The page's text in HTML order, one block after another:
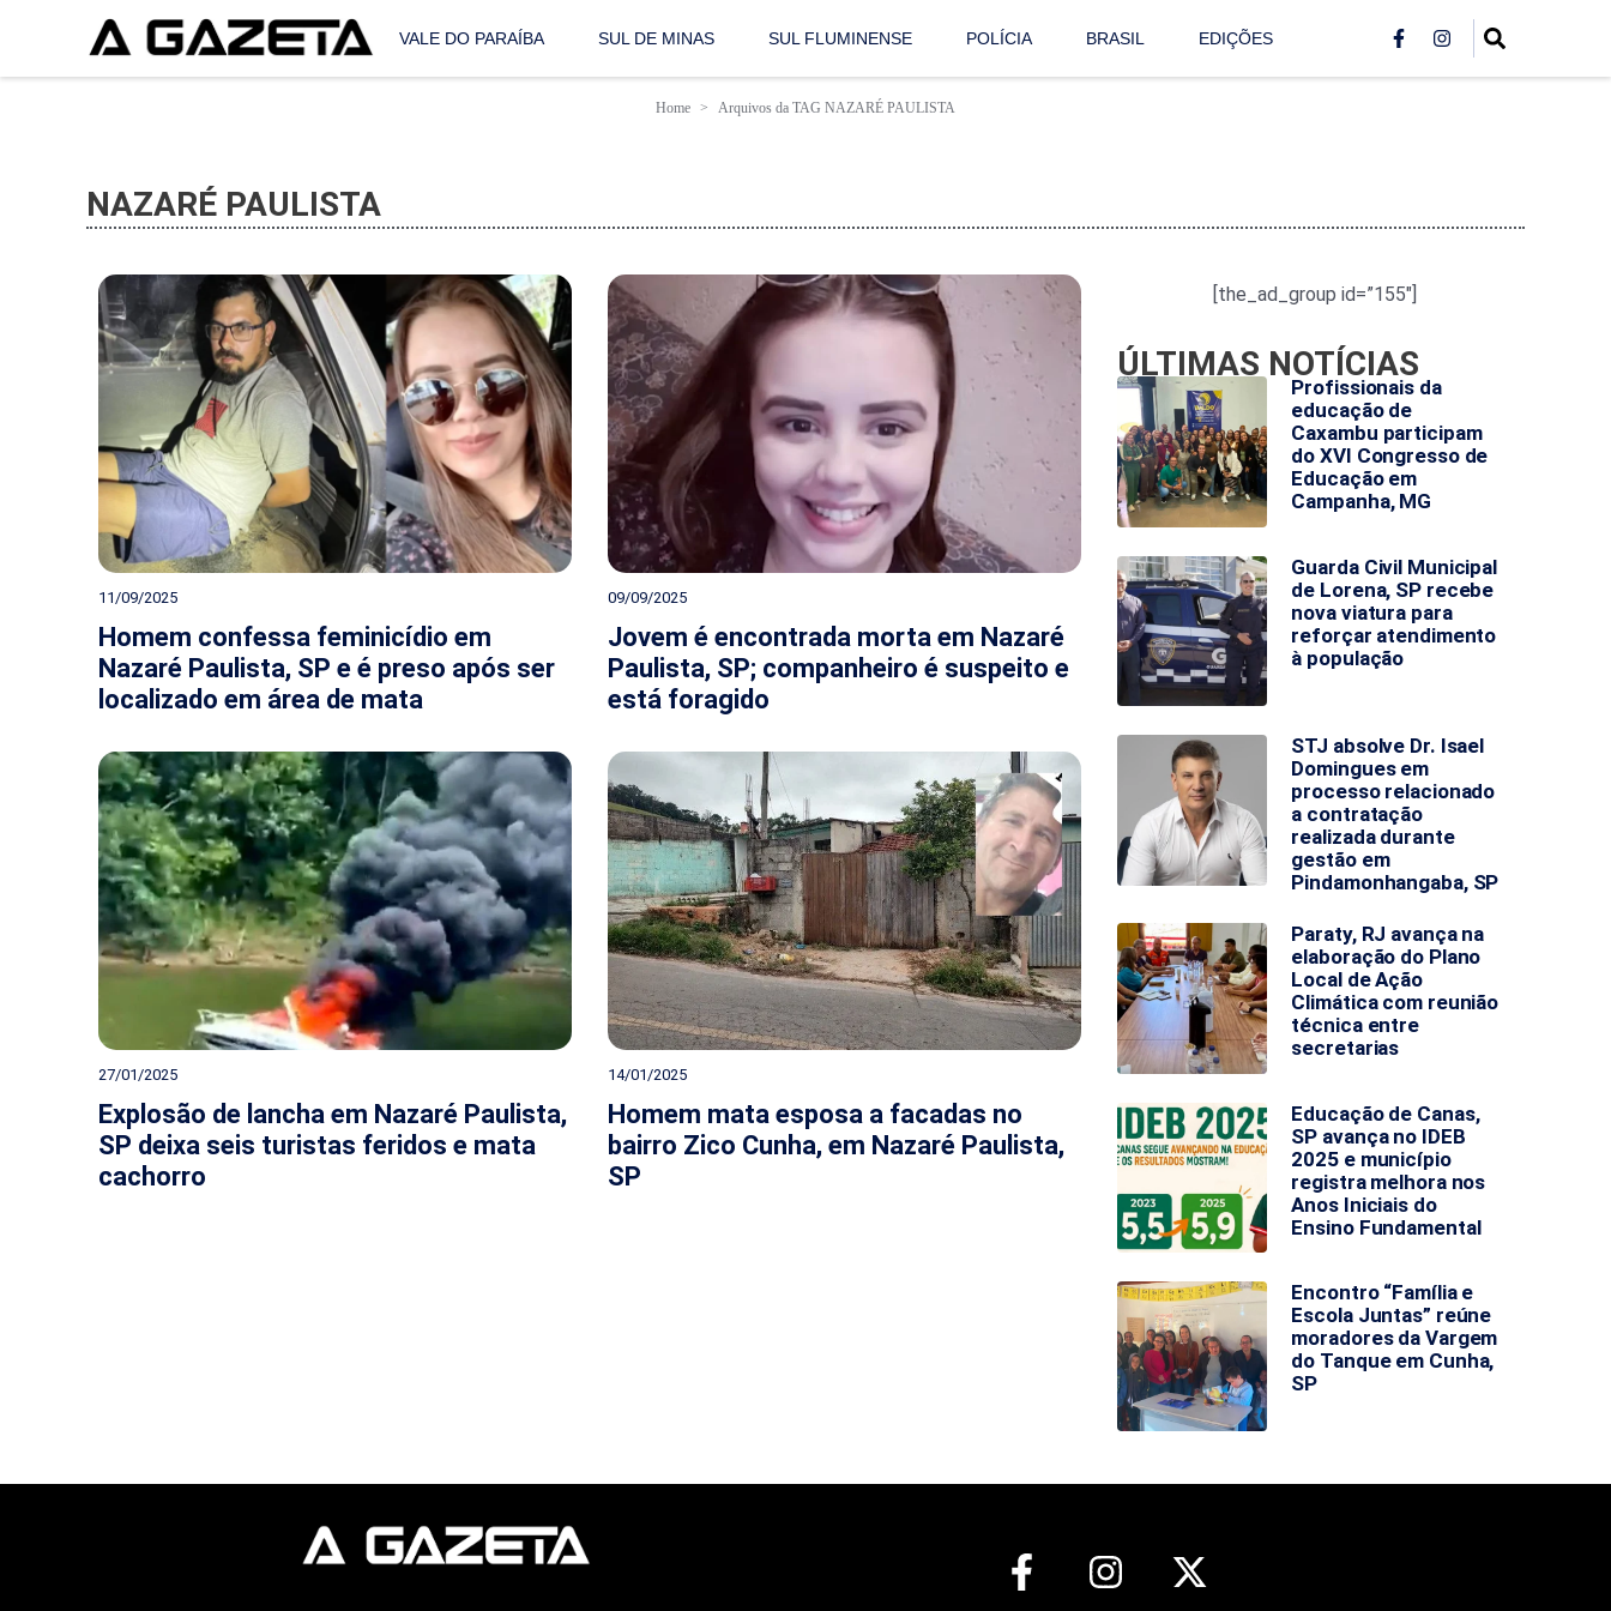
VALE DO PARAÍBA SUL DE MINAS SUL FLUMINENSE POLÍCIA BRASIL EDIÇÕES
Home Arquivos da TAG NAZARÉ PAULISTA
NAZARÉ PAULISTA
11/09/2025
Homem confessa feminicídio em
Nazaré Paulista, SP e é preso após ser
localizado em área de mata
09/09/2025
Jovem é encontrada morta em Nazaré
Paulista, SP; companheiro é suspeito e
está foragido
27/01/2025
Explosão de lancha em Nazaré Paulista,
SP deixa seis turistas feridos e mata
cachorro
14/01/2025
Homem mata esposa a facadas no
bairro Zico Cunha, em Nazaré Paulista,
SP
[the_ad_group id=”155″]
ÚLTIMAS NOTÍCIAS
Profissionais da
educação de
Caxambu participam
do XVI Congresso de
Educação em
Campanha, MG
Guarda Civil Municipal
de Lorena, SP recebe
nova viatura para
reforçar atendimento
à população
STJ absolve Dr. Isael
Domingues em
processo relacionado
a contratação
realizada durante
gestão em
Pindamonhangaba, SP
Paraty, RJ avança na
elaboração do Plano
Local de Ação
Climática com reunião
técnica entre
secretarias
Educação de Canas,
SP avança no IDEB
2025 e município
registra melhora nos
Anos Iniciais do
Ensino Fundamental
Encontro “Família e
Escola Juntas” reúne
moradores da Vargem
do Tanque em Cunha,
SP